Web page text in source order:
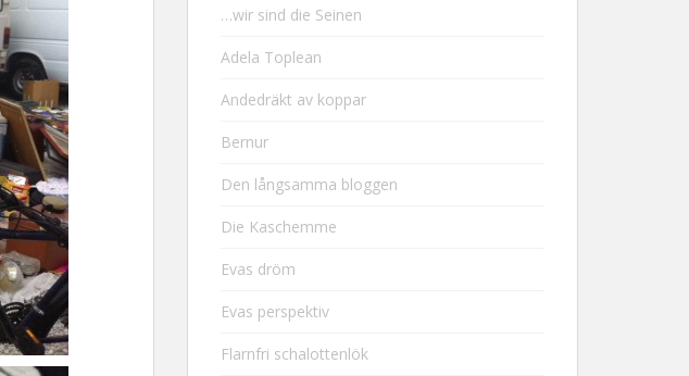
…wir sind die Seinen
Adela Toplean
Andedräkt av koppar
Bernur
Den långsamma bloggen
Die Kaschemme
Evas dröm
Evas perspektiv
Flarnfri schalottenlök